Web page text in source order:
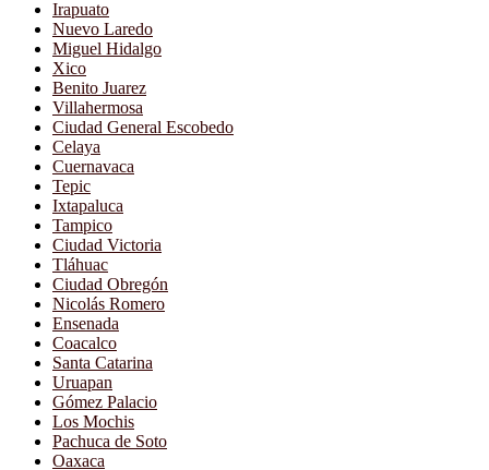
Irapuato
Nuevo Laredo
Miguel Hidalgo
Xico
Benito Juarez
Villahermosa
Ciudad General Escobedo
Celaya
Cuernavaca
Tepic
Ixtapaluca
Tampico
Ciudad Victoria
Tláhuac
Ciudad Obregón
Nicolás Romero
Ensenada
Coacalco
Santa Catarina
Uruapan
Gómez Palacio
Los Mochis
Pachuca de Soto
Oaxaca